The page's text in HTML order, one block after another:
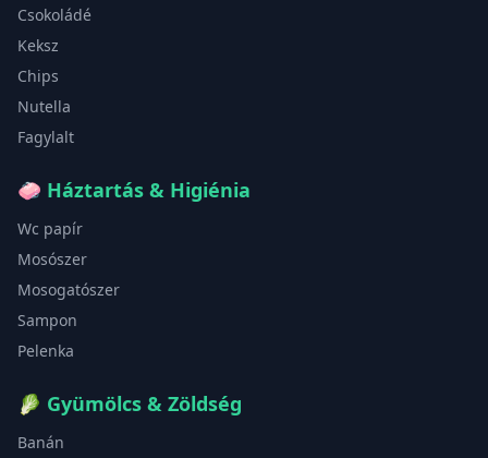
Csokoládé
Keksz
Chips
Nutella
Fagylalt
🧼 Háztartás & Higiénia
Wc papír
Mosószer
Mosogatószer
Sampon
Pelenka
🥬 Gyümölcs & Zöldség
Banán